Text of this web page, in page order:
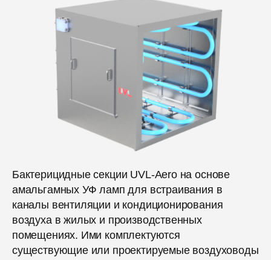
Бактерицидные секции UVL-Aero на основе
амальгамных УФ ламп для встраивания в
каналы вентиляции и кондиционирования
воздуха в жилых и производственных
помещениях. Ими комплектуются
существующие или проектируемые воздуховоды